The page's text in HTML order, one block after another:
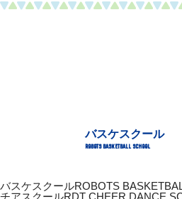
バスケスクール
ROBOTS BASKETBALL SCHOOL
バスケスクールROBOTS
チアスクールRDT CHEER DANCE